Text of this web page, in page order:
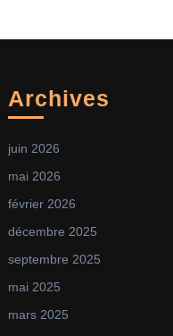
Archives
juin 2026
mai 2026
février 2026
décembre 2025
septembre 2025
mai 2025
mars 2025